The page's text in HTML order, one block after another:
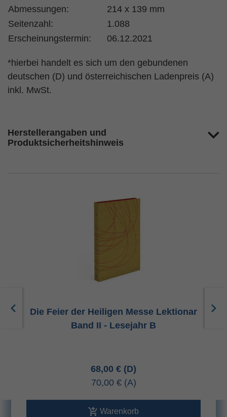
Abmessungen:
214 x 139 mm
Seitenzahl:
1.088
Erscheinungstermin:
06.12.2021
*hierbei handelt es sich um den gebundenen
deutschen (D) und österreichischen Ladenpreis (A)
inkl. MwSt.
Herstellerangaben und
Produktsicherheitshinweis
Die Feier der Heiligen Messe Lektionar
Band II - Lesejahr B
68,00 €
70,00 €
Warenkorb